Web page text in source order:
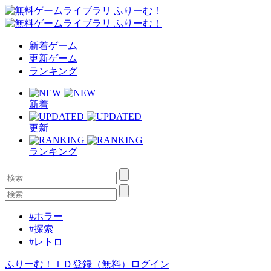
新着ゲーム
更新ゲーム
ランキング
新着
更新
ランキング
#ホラー
#探索
#レトロ
ふりーむ！ＩＤ登録（無料） ログイン